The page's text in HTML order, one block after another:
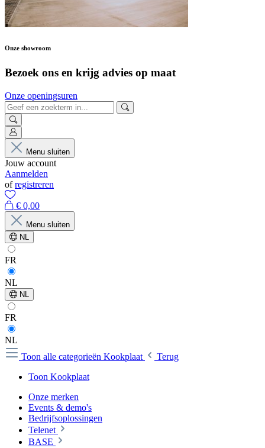
Onze showroom
Bezoek ons en krijg advies op maat
Onze openingsuren
Menu sluiten
Jouw account
Aanmelden
ofregistreren
€ 0,00
Menu sluiten
NL
FR
NL
NL
FR
NL
Toon alle categorieën Kookplaat
Terug
Toon Kookplaat
Onze merken
Events & demo's
Bedrijfsoplossingen
Telenet
BASE